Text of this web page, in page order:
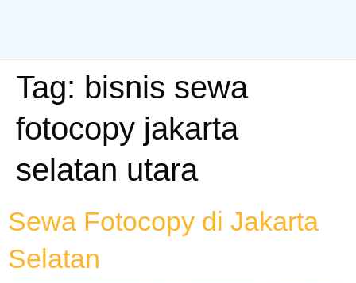
Tag: bisnis sewa
fotocopy jakarta
selatan utara
Sewa Fotocopy di Jakarta
Selatan